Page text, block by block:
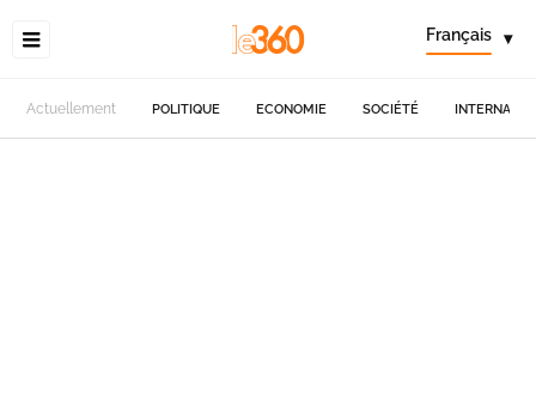
Français ▾
Actuellement POLITIQUE ECONOMIE SOCIÉTÉ